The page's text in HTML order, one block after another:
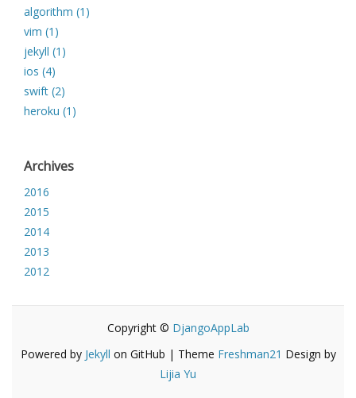
algorithm (1)
vim (1)
jekyll (1)
ios (4)
swift (2)
heroku (1)
Archives
2016
2015
2014
2013
2012
Copyright © DjangoAppLab
Powered by Jekyll on GitHub | Theme Freshman21 Design by
Lijia Yu